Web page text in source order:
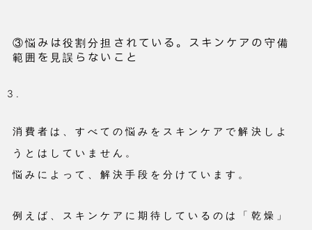
③悩みは役割分担されている。スキンケアの守備
範囲を見誤らないこと
消費者は、すべての悩みをスキンケアで解決しよ
うとはしていません。
悩みによって、解決手段を分けています。
例えば、スキンケアに期待しているのは「乾燥」